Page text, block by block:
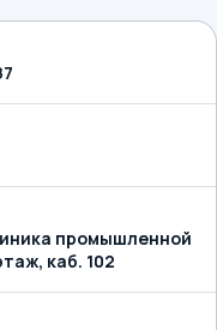
промышленной
каб. 102